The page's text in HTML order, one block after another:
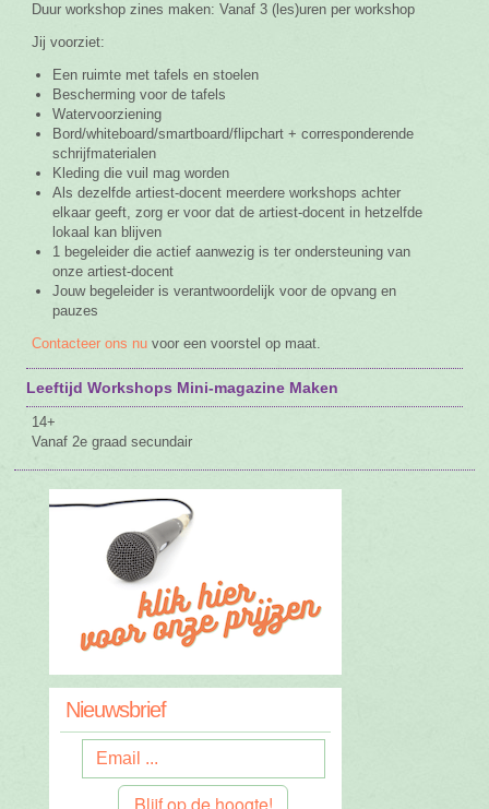
Duur workshop zines maken: Vanaf 3 (les)uren per workshop
Jij voorziet:
Een ruimte met tafels en stoelen
Bescherming voor de tafels
Watervoorziening
Bord/whiteboard/smartboard/flipchart + corresponderende
schrijfmaterialen
Kleding die vuil mag worden
Als dezelfde artiest-docent meerdere workshops achter
elkaar geeft, zorg er voor dat de artiest-docent in hetzelfde
lokaal kan blijven
1 begeleider die actief aanwezig is ter ondersteuning van
onze artiest-docent
Jouw begeleider is verantwoordelijk voor de opvang en
pauzes
Contacteer ons nu voor een voorstel op maat.
Leeftijd Workshops Mini-magazine Maken
14+
Vanaf 2e graad secundair
Nieuwsbrief